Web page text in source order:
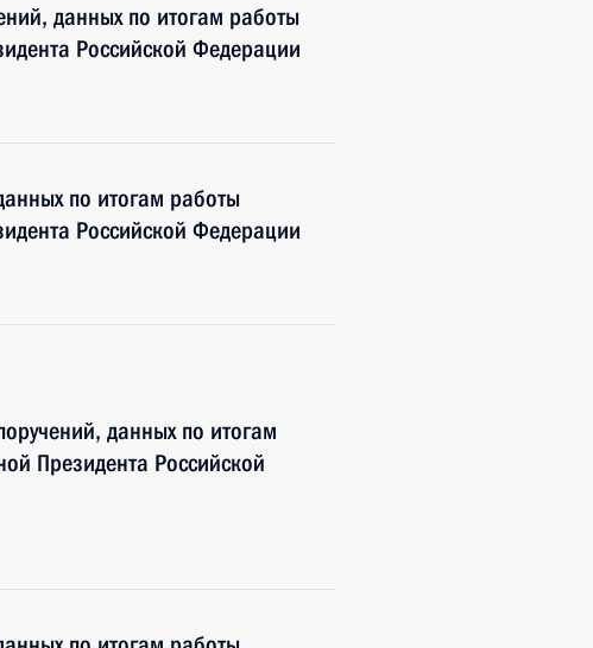
данных по итогам работы
Российской Федерации
по итогам работы
Российской Федерации
данных по итогам
Президента Российской